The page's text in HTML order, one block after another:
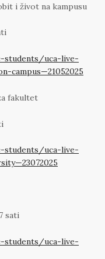
i život na kampusu
students/uca-live-
campus—21052025
fakultet
students/uca-live-
sati
students/uca-live-